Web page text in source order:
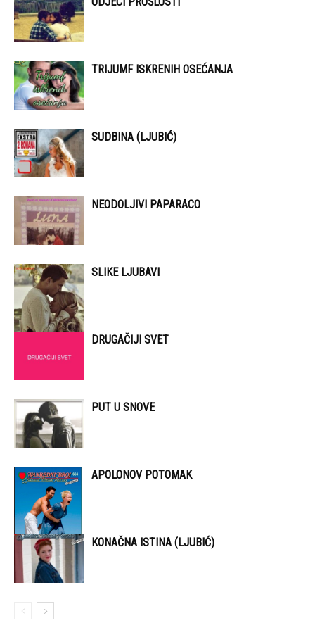
TRIJUMF ISKRENIH OSEĆANJA
SUDBINA (LJUBIĆ)
NEODOLJIVI PAPARACO
SLIKE LJUBAVI
DRUGAČIJI SVET
PUT U SNOVE
APOLONOV POTOMAK
KONAČNA ISTINA (LJUBIĆ)